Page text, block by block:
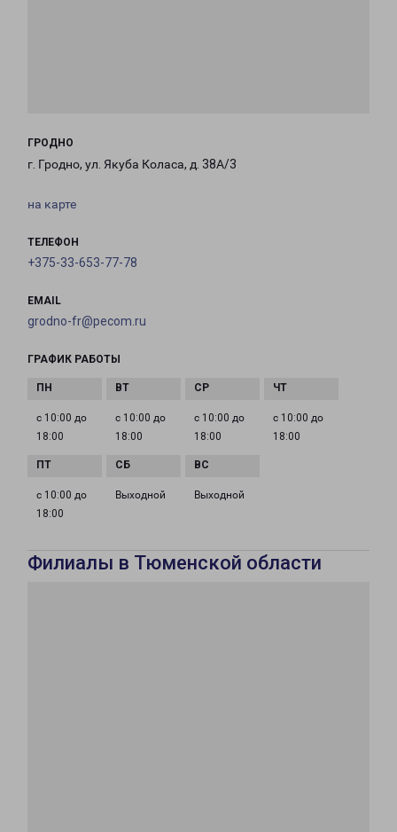
ГРОДНО
г. Гродно, ул. Якуба Коласа, д. 38А/3
на карте
ТЕЛЕФОН
+375-33-653-77-78
EMAIL
grodno-fr@pecom.ru
ГРАФИК РАБОТЫ
с 10:00 до
18:00
с 10:00 до
18:00
с 10:00 до
18:00
с 10:00 до
18:00
с 10:00 до
18:00
Выходной Выходной
Филиалы в Тюменской области